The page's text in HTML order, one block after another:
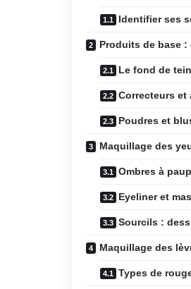
Identifier ses
Produits de base
Le fond de
Correcteurs et
Poudres et
Maquillage des
Ombres à
Eyeliner et
Sourcils :
Maquillage des
Types de